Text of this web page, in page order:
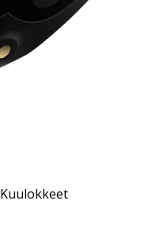
Kuulokkeet